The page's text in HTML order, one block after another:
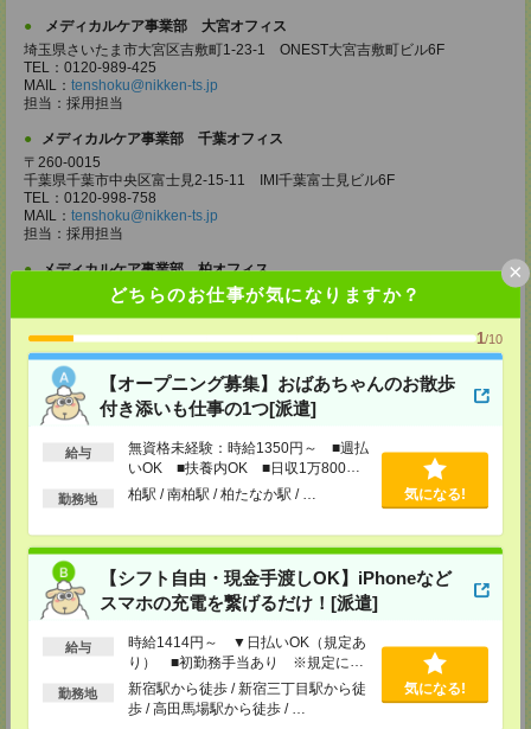
どちらのお仕事が気になりますか？
1/10
【オープニング募集】おばあちゃんのお散歩
付き添いも仕事の1つ[派遣]
給与
無資格未経験：時給1350円～ ■週払
いOK ■扶養内OK ■日収1万800円
以上
勤務地 柏駅 / 南柏駅 / 柏たなか駅 / … 気になる!
【シフト自由・現金手渡しOK】iPhoneなど
スマホの充電を繋げるだけ！[派遣]
給与
時給1414円～ ▼日払いOK（規定あ
り） ■初勤務手当あり ※規定によ
る
勤務地
新宿駅から徒歩 / 新宿三丁目駅から徒
歩 / 高田馬場駅から徒歩 / …
気になる!
×
メディカルケア事業部 大宮オフィス
埼玉県さいたま市大宮区吉敷町1-23-1 ONEST大宮吉敷町ビル6F
TEL：0120-989-425
MAIL： tenshoku@nikken-ts.jp
担当：採用担当
メディカルケア事業部 千葉オフィス
〒260-0015
千葉県千葉市中央区富士見2-15-11 IMI千葉富士見ビル6F
TEL：0120-998-758
MAIL： tenshoku@nikken-ts.jp
担当：採用担当
メディカルケア事業部 柏オフィス
千葉県柏市末広町5-19 第12関口ビル7F 705号室
担当：採用担当
メディカルケア事業部 新宿オフィス
東京都新宿区新宿2-3-10 新宿御苑ビル6階
TEL：0120-457-235
tenshoku@nikken-ts.jp
担当：採用担当
メディカルケア事業部 立川事業所
TEL：0120-934-200
MAIL：tenshoku@nikken-ts.jp
担当：採用担当
メディカルケア事業部 町田オフィス
TEL：0120-453-285
tenshoku@nikken-ts.jp
担当：採用担当
メディカルケア事業部 横浜オフィス